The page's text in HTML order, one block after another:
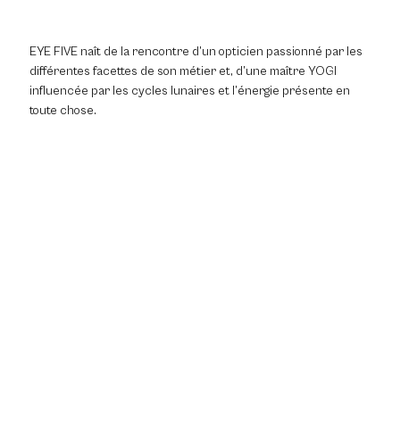
EYE FIVE naît de la rencontre d’un opticien passionné par les
différentes facettes de son métier et, d’une maître YOGI
influencée par les cycles lunaires et l’énergie présente en
toute chose.